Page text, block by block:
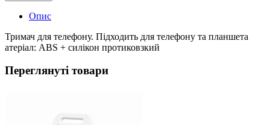
Опис
Тримач для телефону. Підходить для телефону та планшета
атеріал: ABS + силікон протиковзкий
Переглянуті товари